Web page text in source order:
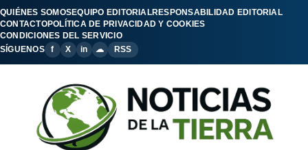
QUIÉNES SOMOSEQUIPO EDITORIALRESPONSABILIDAD EDITORIAL
CONTACTOPOLÍTICA DE PRIVACIDAD Y COOKIES
CONDICIONES DEL SERVICIO
SÍGUENOS
f X in ☁ RSS